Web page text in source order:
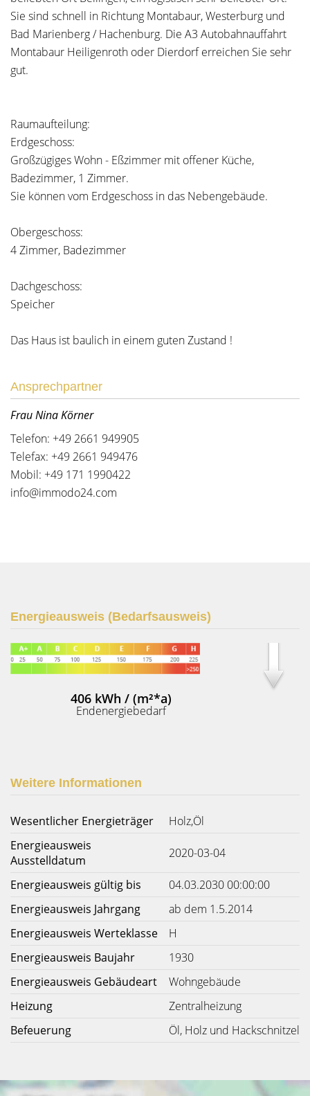
Sie sind schnell in Richtung Montabaur, Westerburg und
Bad Marienberg / Hachenburg. Die A3 Autobahnauffahrt
Montabaur Heiligenroth oder Dierdorf erreichen Sie sehr
gut.
Raumaufteilung:
Erdgeschoss:
Großzügiges Wohn - Eßzimmer mit offener Küche,
Badezimmer, 1 Zimmer.
Sie können vom Erdgeschoss in das Nebengebäude.
Obergeschoss:
4 Zimmer, Badezimmer
Dachgeschoss:
Speicher
Das Haus ist baulich in einem guten Zustand !
Ansprechpartner
Frau Nina Körner
Telefon: +49 2661 949905
Telefax: +49 2661 949476
Mobil: +49 171 1990422
info@immodo24.com
Energieausweis (Bedarfsausweis)
406 kWh / (m²*a)
Endenergiebedarf
Weitere Informationen
Wesentlicher Energieträger
Holz,Öl
Energieausweis
Ausstelldatum
2020-03-04
Energieausweis gültig bis
04.03.2030 00:00:00
Energieausweis Jahrgang
ab dem 1.5.2014
Energieausweis Werteklasse
H
Energieausweis Baujahr
1930
Energieausweis Gebäudeart
Wohngebäude
Heizung
Zentralheizung
Befeuerung
Öl, Holz und Hackschnitzel